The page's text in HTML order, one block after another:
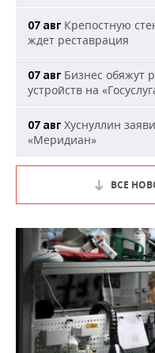
07 авг Крепостную
ждет реставрация
07 авг Бизнес обяжут
устройств на
07 авг Хуснуллин
«Меридиан»
ВСЕ